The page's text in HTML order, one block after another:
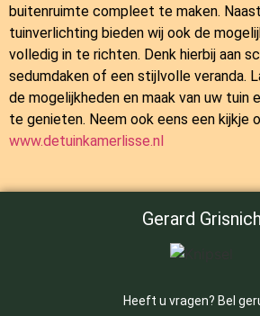
buitenruimte compleet te maken.
tuinverlichting bieden wij ook de
volledig in te richten. Denk hierbij aan
sedumdaken of een stijlvolle veranda.
de mogelijkheden en maak van uw tuin
te genieten. Neem ook eens een kijkje
www.detuinkamerlisse.nl
Gerard Grisnich
Heeft u vragen? Bel